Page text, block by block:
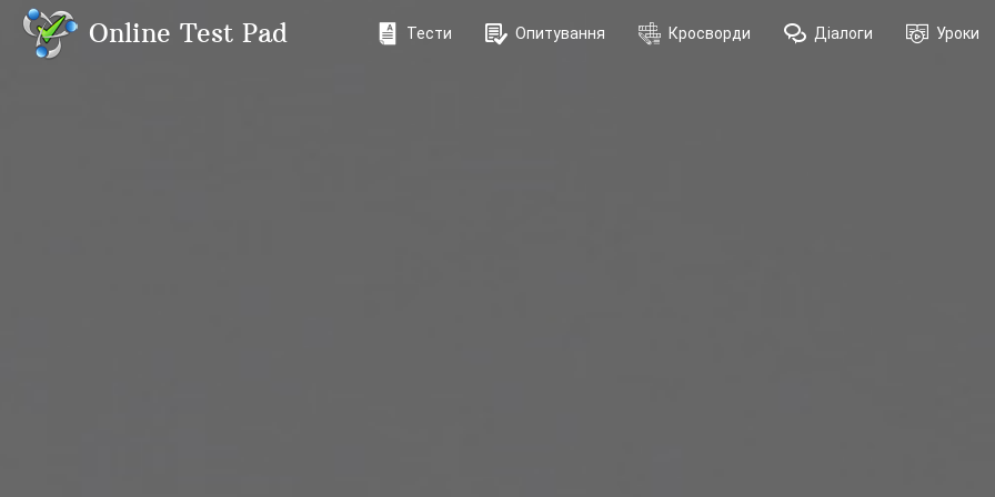
Online Test Pad Тести Опитування Кросворди Діалоги Уроки